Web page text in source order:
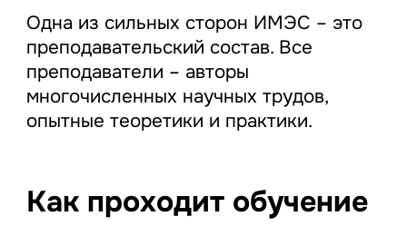
Одна из сильных сторон ИМЭС – это
преподавательский состав. Все
преподаватели – авторы
многочисленных научных трудов,
опытные теоретики и практики.
Как проходит обучение